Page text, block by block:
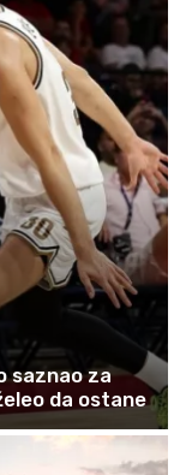
saznao za
da ostane